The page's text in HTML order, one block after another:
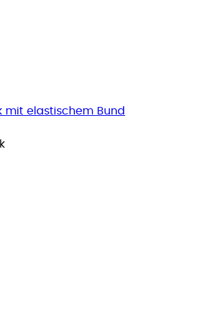
mit elastischem Bund